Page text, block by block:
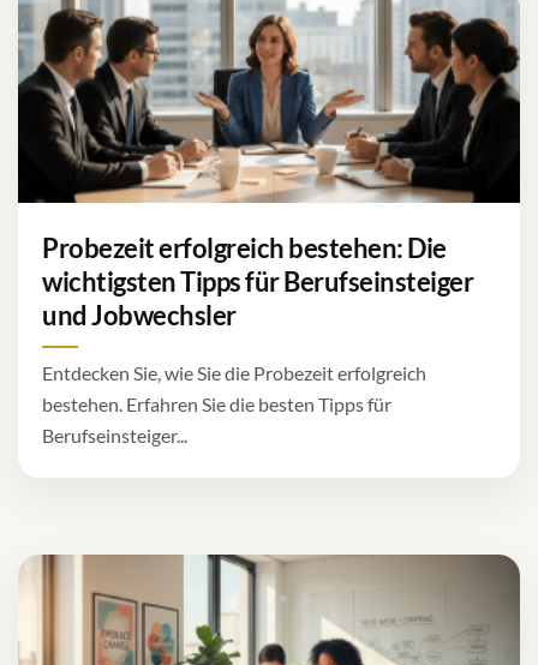
Probezeit erfolgreich bestehen: Die
wichtigsten Tipps für Berufseinsteiger
und Jobwechsler
Entdecken Sie, wie Sie die Probezeit erfolgreich
bestehen. Erfahren Sie die besten Tipps für
Berufseinsteiger...